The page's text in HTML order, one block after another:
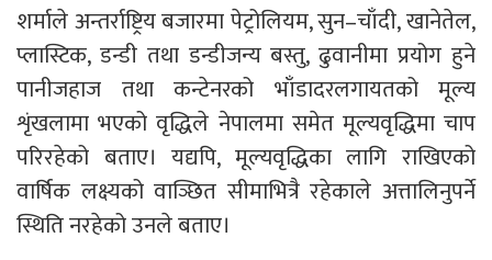
शर्माले अन्तर्राष्ट्रिय बजारमा पेट्रोलियम, सुन–चाँदी, खानेतेल,
प्लास्टिक, डन्डी तथा डन्डीजन्य बस्तु, ढुवानीमा प्रयोग हुने
पानीजहाज तथा कन्टेनरको भाँडादरलगायतको मूल्य
शृंखलामा भएको वृद्धिले नेपालमा समेत मूल्यवृद्धिमा चाप
परिरहेको बताए। यद्यपि, मूल्यवृद्धिका लागि राखिएको
वार्षिक लक्ष्यको वाञ्छित सीमाभित्रै रहेकाले अत्तालिनुपर्ने
स्थिति नरहेको उनले बताए।